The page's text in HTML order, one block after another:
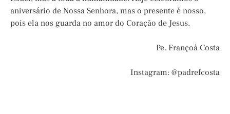
aniversário de Nossa Senhora, mas o presente é nosso,
pois ela nos guarda no amor do Coração de Jesus.
Pe. Françoá Costa
Instagram: @padrefcosta